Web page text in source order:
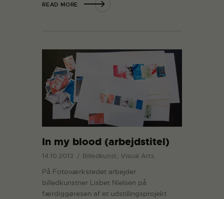
READ MORE
In my blood (arbejdstitel)
14.10.2013 Billedkunst, Visual Arts
På Fotoværkstedet arbejder
billedkunstner Lisbet Nielsen på
færdiggøresen af et udstillingsprojekt